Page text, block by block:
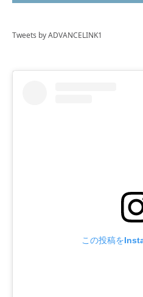
Tweets by ADVANCELINK1
この投稿を